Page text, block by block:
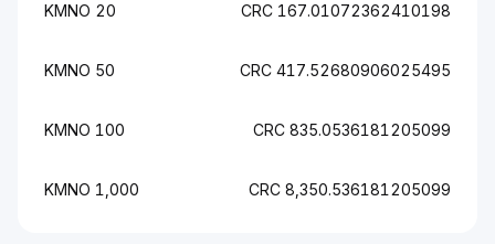
167.01072362410198 CRC
20 KMNO
417.52680906025495 CRC
50 KMNO
835.0536181205099 CRC
100 KMNO
8,350.536181205099 CRC
1,000 KMNO